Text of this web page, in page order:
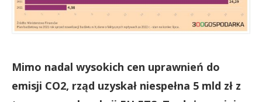
Mimo nadal wysokich cen uprawnień do
emisji CO2, rząd uzyskał niespełna 5 mld zł z